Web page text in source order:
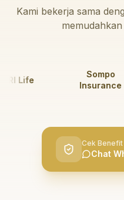
Kami bekerja sama
Life
Sompo
Insurance
Cek Benefit
Chat